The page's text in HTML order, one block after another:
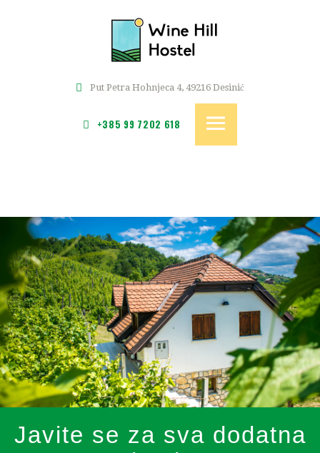
Put Petra Hohnjeca 4, 49216 Desinić
+385 99 7202 618
WINE HILL
POČETNA
SOBE
CJENIK
REZERVACIJE
GALERIJA
KONTAKT
Javite se za sva dodatna